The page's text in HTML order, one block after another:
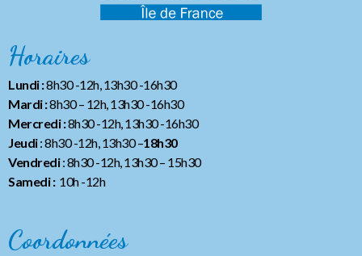
Horaires
Lundi :8h30 -12h, 13h30 -16h30
Mardi :8h30 – 12h, 13h30 -16h30
Mercredi :8h30 -12h, 13h30 -16h30
Jeudi: 8h30 -12h, 13h30 –18h30
Vendredi: 8h30 -12h, 13h30– 15h30
Samedi :10h -12h
Coordonnées